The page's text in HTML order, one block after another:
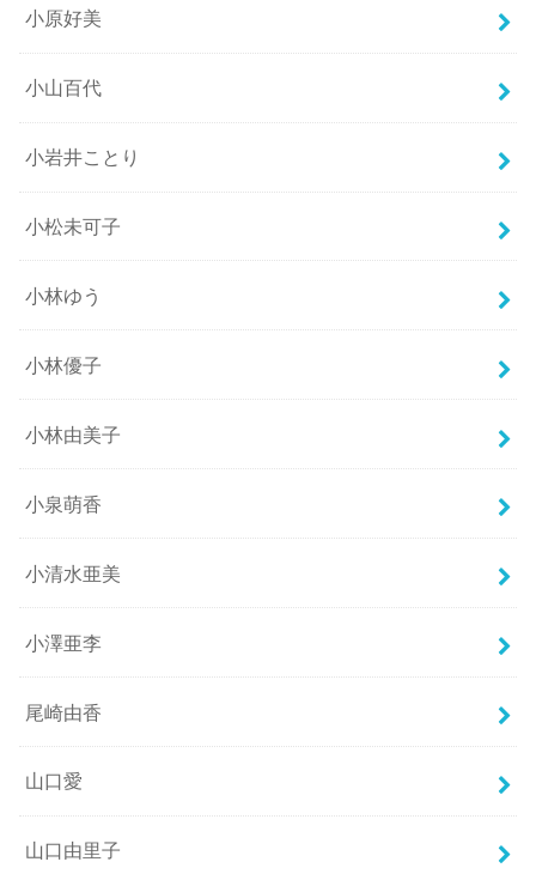
小原好美
小山百代
小岩井ことり
小松未可子
小林ゆう
小林優子
小林由美子
小泉萌香
小清水亜美
小澤亜李
尾崎由香
山口愛
山口由里子